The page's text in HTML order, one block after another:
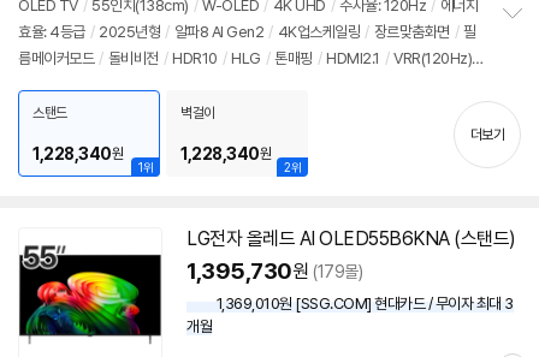
견
리
뷰
OLED TV / 55인치 (138cm) / W-OLED / 4K UHD / 주사율: 120Hz / 에너지
효율: 4등급 / 2025년형 / 알파8 AI Gen2 / 4K업스케일링 / 장르맞춤화면 / 필
름메이커모드 / 돌비비전 / HDR10 / HLG / 톤매핑 / HDMI2.1 / VRR(120Hz)
HDMI(전체): 3개 출시가: 1,890,000원
기
1위
스탠드
1,228,340원
2위
벽걸이
1,228,340원
더보기
LG전자 올레드 AI OLED55B6KNA (스탠드)
1,395,730원 (179몰)
1,369,010원 [SSG.COM] 현대카드 / 무이자 최대 3
개월